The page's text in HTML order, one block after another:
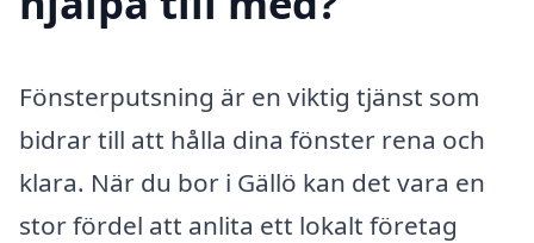
Fönsterputsning är en viktig tjänst som
bidrar till att hålla dina fönster rena och
klara. När du bor i Gällö kan det vara en
stor fördel att anlita ett lokalt företag